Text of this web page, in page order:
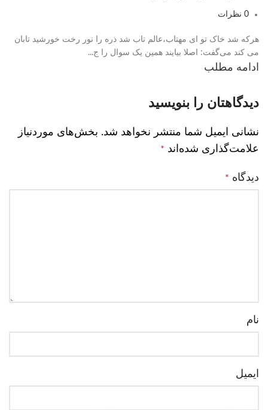
0 نظرات
هرکه شد خاک تو ای مهتاب،عالم تاب شد ذره را نور رخت خورشید تابان
می کند می‌گفت: اصلا بیایند همین یک سوال را ج...
ادامه مطلب
دیدگاهتان را بنویسید
نشانی ایمیل شما منتشر نخواهد شد. بخش‌های موردنیاز
علامت‌گذاری شده‌اند *
دیدگاه *
نام
ایمیل